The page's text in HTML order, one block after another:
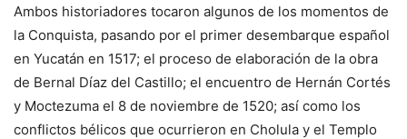
Ambos historiadores tocaron algunos de los momentos de
la Conquista, pasando por el primer desembarque español
en Yucatán en 1517; el proceso de elaboración de la obra
de Bernal Díaz del Castillo; el encuentro de Hernán Cortés
y Moctezuma el 8 de noviembre de 1520; así como los
conflictos bélicos que ocurrieron en Cholula y el Templo